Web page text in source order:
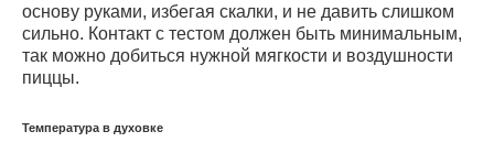
основу руками, избегая скалки, и не давить слишком
сильно. Контакт с тестом должен быть минимальным,
так можно добиться нужной мягкости и воздушности
пиццы.
Температура в духовке